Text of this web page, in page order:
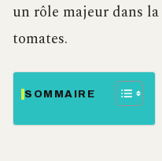
un rôle majeur dans
tomates.
SOMMAIRE